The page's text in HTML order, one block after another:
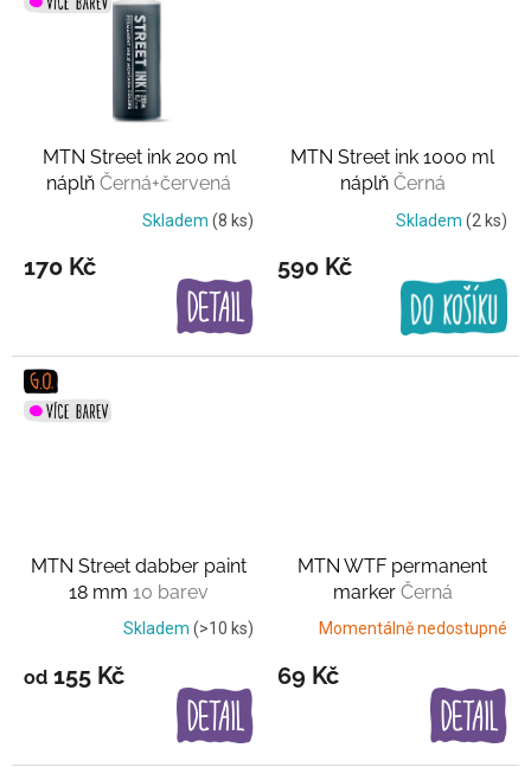
MTN Street ink 200 ml
náplň Černá+červená
Skladem (8 ks)
170 Kč
MTN Street ink 1000 ml
náplň Černá
Skladem (2 ks)
590 Kč
MTN Street dabber paint
18 mm 10 barev
Skladem (>10 ks)
od 155 Kč
MTN WTF permanent
marker Černá
Momentálně nedostupné
69 Kč